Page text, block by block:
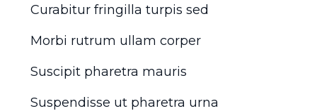
Curabitur fringilla turpis sed
Morbi rutrum ullam corper
Suscipit pharetra mauris
Suspendisse ut pharetra urna